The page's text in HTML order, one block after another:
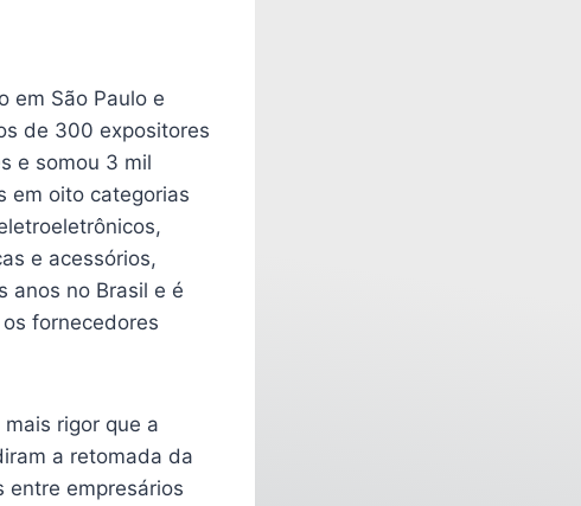
em São Paulo e
de 300 expositores
e somou 3 mil
em oito categorias
e acessórios,
anos no Brasil e é
fornecedores
rigor que a
a retomada da
entre empresários